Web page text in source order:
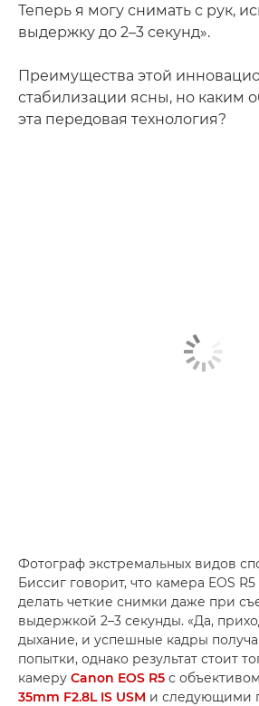
Теперь я могу снимать с рук,
выдержку до 2–3 секунд».
Преимущества этой
стабилизации ясны, но каким
эта передовая технология?
Фотограф экстремальных видов
Биссиг говорит, что камера EOS
делать четкие снимки даже при
выдержкой 2–3 секунды. «Да,
дыхание, и успешные кадры
попытки, однако результат стоит
камеру Canon EOS R5 с объективом
35mm F2.8L IS USM и следующими